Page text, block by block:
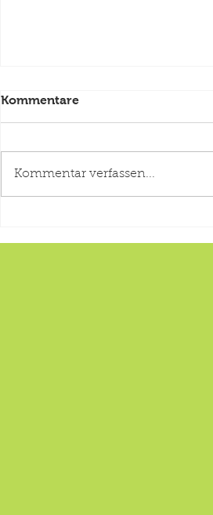
Bunter Sommer
Kommentare
Kommentar verfassen...